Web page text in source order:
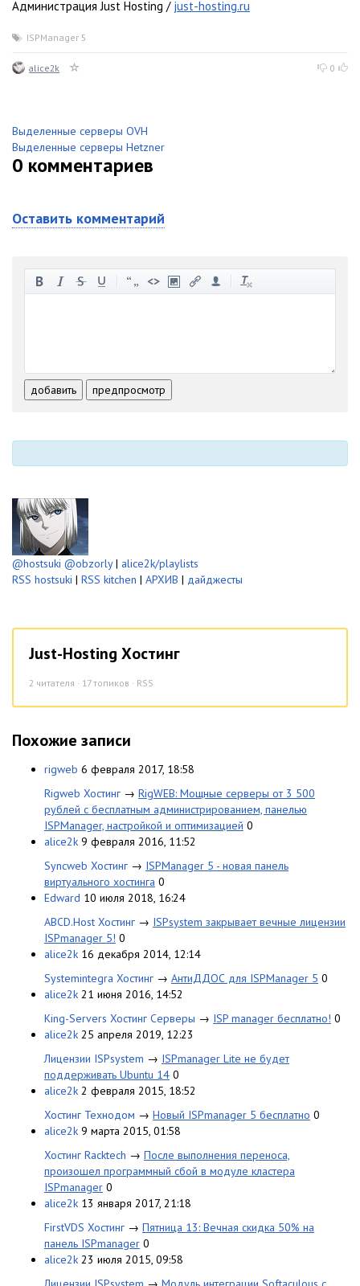
Администрация Just Hosting / just-hosting.ru
ISPManager 5
alice2k 0
Выделенные серверы OVH
Выделенные серверы Hetzner
0 комментариев
Оставить комментарий
-
-
-
добавить предпросмотр
@hostsuki @obzorly| alice2k/playlists
RSS hostsuki | RSS kitchen | АРХИВ | дайджесты
Just-Hosting Хостинг
2 читателя · 17 топиков · RSS
Похожие записи
rigweb 6 февраля 2017, 18:58
Rigweb Хостинг → RigWEB: Мощные серверы от 3 500
рублей с бесплатным администрированием, панелью
ISPManager, настройкой и оптимизацией 0
alice2k 9 февраля 2016, 11:52
Syncweb Хостинг → ISPManager 5 - новая панель
виртуального хостинга 0
Edward 10 июля 2018, 16:24
ABCD.Host Хостинг → ISPsystem закрывает вечные лицензии
ISPmanager 5! 0
alice2k 16 декабря 2014, 12:14
Systemintegra Хостинг → АнтиДДОС для ISPManager 5 0
alice2k 21 июня 2016, 14:52
King-Servers Хостинг Серверы → ISP manager бесплатно! 0
alice2k 25 апреля 2019, 12:23
Лицензии ISPsystem → ISPmanager Lite не будет
поддерживать Ubuntu 14 0
alice2k 2 февраля 2015, 18:52
Хостинг Технодом → Новый ISPmanager 5 бесплатно 0
alice2k 9 марта 2015, 01:58
Хостинг Racktech → После выполнения переноса,
произошел программный сбой в модуле кластера
ISPmanager 0
alice2k 13 января 2017, 21:18
FirstVDS Хостинг → Пятница 13: Вечная скидка 50% на
панель ISPmanager 0
alice2k 23 июля 2015, 09:58